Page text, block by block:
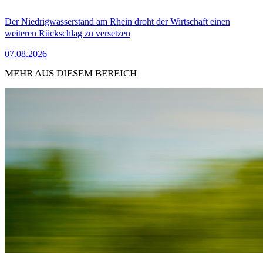
Der Niedrigwasserstand am Rhein droht der Wirtschaft einen
weiteren Rückschlag zu versetzen
07.08.2026
MEHR AUS DIESEM BEREICH